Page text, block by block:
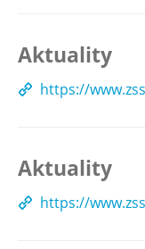
Aktuality
https://
Aktuality
https://